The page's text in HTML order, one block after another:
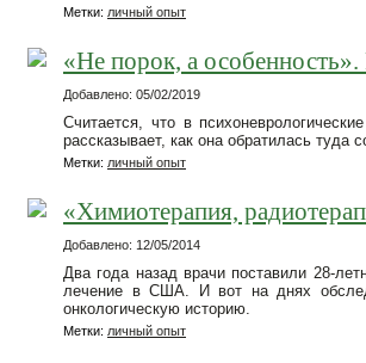
Метки: личный опыт
«Не порок, а
Добавлено: 05/02/2019
Считается, что в
рассказывает, как она обратилась
Метки: личный опыт
«Химиотерапия,
Добавлено: 12/05/2014
Два года назад врачи поставили 28-
лечение в США. И вот на днях
онкологическую историю.
Метки: личный опыт